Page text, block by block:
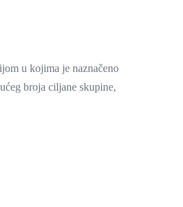
u kojima je naznačeno
broja ciljane skupine,